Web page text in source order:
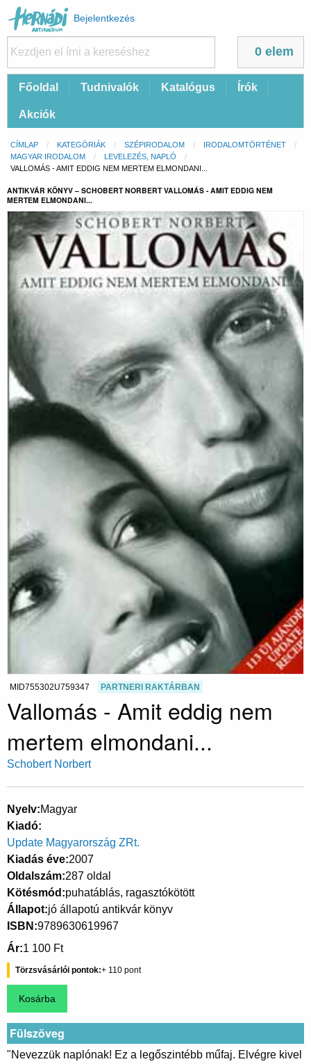
Felhasználói
fiók
menüje
Bejelentkezés
0 elem
FőFőoldal Tudnivalók Katalógus Írók
Akciók
Morzsa
CÍMLAP KATEGÓRIÁK SZÉPIRODALOM
IRODALOMTÖRTÉNET
MAGYAR IRODALOM
LEVELEZÉS, NAPLÓ
CURRENT:
VALLOMÁS - AMIT EDDIG NEM MERTEM ELMONDANI...
ANTIKVÁR KÖNYV – SCHOBERT NORBERT VALLOMÁS - AMIT EDDIG NEM
MERTEM ELMONDANI...
MID755302U759347 PARTNERI RAKTÁRBAN
Vallomás - Amit eddig nem
mertem elmondani...
Schobert Norbert
Nyelv Magyar
Kiadó
Update Magyarország ZRt.
Kiadás éve 2007
Oldalszám 287 oldal
Kötésmód puhatáblás, ragasztókötött
Állapot jó állapotú antikvár könyv
ISBN 9789630619967
Ár 1 100 Ft
Törzsvásárlói pontok 110
Fülszöveg
"Nevezzük naplónak! Ez a legőszintébb műfaj. Elvégre kivel